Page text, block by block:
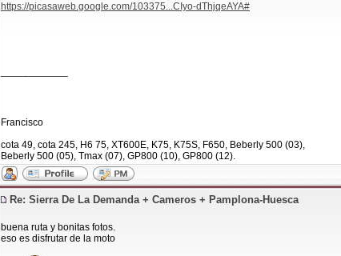
https://picasaweb.google.com/103375...CIyo-dThjqeAYA#
Francisco
cota 49, cota 245, H6 75, XT600E, K75, K75S, F650, Beberly 500 (03),
Beberly 500 (05), Tmax (07), GP800 (10), GP800 (12).
Re: Sierra De La Demanda + Cameros + Pamplona-Huesca
buena ruta y bonitas fotos.
eso es disfrutar de la moto